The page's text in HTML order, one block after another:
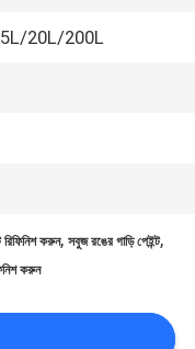
5L/20L/200L
রিফিনিশ করুন,সবুজ রঙের গাড়ি পেইন্ট,
করুন